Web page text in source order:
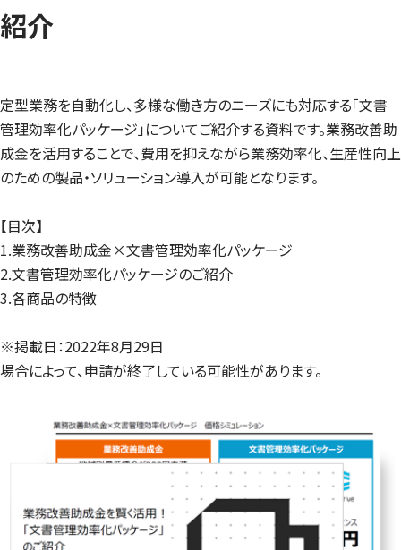
紹介
定型業務を自動化し、多様な働き方のニーズにも対応する「文書
管理効率化パッケージ」についてご紹介する資料です。業務改善助
成金を活用することで、費用を抑えながら業務効率化、生産性向上
のための製品・ソリューション導入が可能となります。
【目次】
1.業務改善助成金×文書管理効率化パッケージ
2.文書管理効率化パッケージのご紹介
3.各商品の特徴
※掲載日：2022年8月29日
場合によって、申請が終了している可能性があります。